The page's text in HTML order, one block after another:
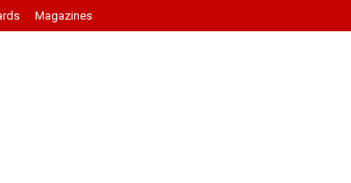
Magazines